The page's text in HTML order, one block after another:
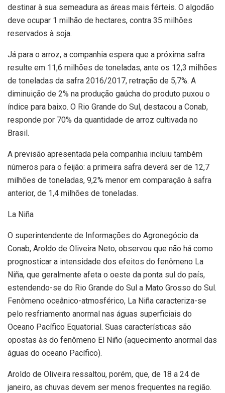
destinar à sua semeadura as áreas mais férteis. O algodão
deve ocupar 1 milhão de hectares, contra 35 milhões
reservados à soja.
Já para o arroz, a companhia espera que a próxima safra
resulte em 11,6 milhões de toneladas, ante os 12,3 milhões
de toneladas da safra 2016/2017, retração de 5,7%. A
diminuição de 2% na produção gaúcha do produto puxou o
índice para baixo. O Rio Grande do Sul, destacou a Conab,
responde por 70% da quantidade de arroz cultivada no
Brasil.
A previsão apresentada pela companhia incluiu também
números para o feijão: a primeira safra deverá ser de 12,7
milhões de toneladas, 9,2% menor em comparação à safra
anterior, de 1,4 milhões de toneladas.
La Niña
O superintendente de Informações do Agronegócio da
Conab, Aroldo de Oliveira Neto, observou que não há como
prognosticar a intensidade dos efeitos do fenômeno La
Niña, que geralmente afeta o oeste da ponta sul do país,
estendendo-se do Rio Grande do Sul a Mato Grosso do Sul.
Fenômeno oceânico-atmosférico, La Niña caracteriza-se
pelo resfriamento anormal nas águas superficiais do
Oceano Pacífico Equatorial. Suas características são
opostas às do fenômeno El Niño (aquecimento anormal das
águas do oceano Pacífico).
Aroldo de Oliveira ressaltou, porém, que, de 18 a 24 de
janeiro, as chuvas devem ser menos frequentes na região.